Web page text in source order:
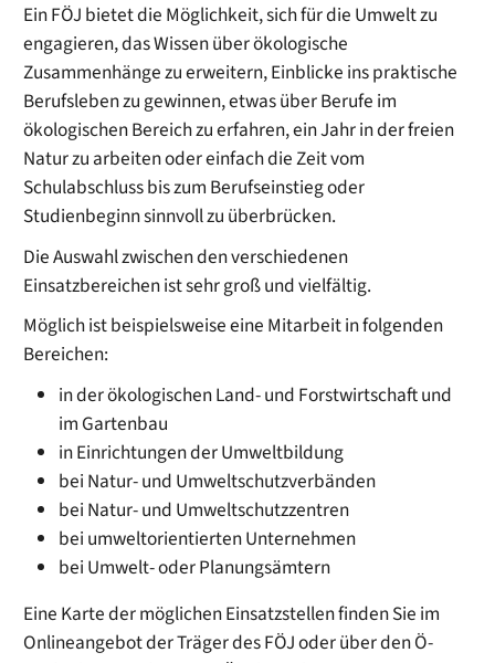
Ein FÖJ bietet die Möglichkeit, sich für die Umwelt zu
engagieren, das Wissen über ökologische
Zusammenhänge zu erweitern, Einblicke ins praktische
Berufsleben zu gewinnen, etwas über Berufe im
ökologischen Bereich zu erfahren, ein Jahr in der freien
Natur zu arbeiten oder einfach die Zeit vom
Schulabschluss bis zum Berufseinstieg oder
Studienbeginn sinnvoll zu überbrücken.
Die Auswahl zwischen den verschiedenen
Einsatzbereichenist sehr groß und vielfältig.
Möglich ist beispielsweise eine Mitarbeit in folgenden
Bereichen:
in der ökologischen Land- und Forstwirtschaft und
im Gartenbau
in Einrichtungen der Umweltbildung
bei Natur- und Umweltschutzverbänden
bei Natur- und Umweltschutzzentren
bei umweltorientierten Unternehmen
bei Umwelt- oder Planungsämtern
Eine Karte der möglichen Einsatzstellen finden Sie im
Onlineangebot der Träger des FÖJ oder über den Ö-